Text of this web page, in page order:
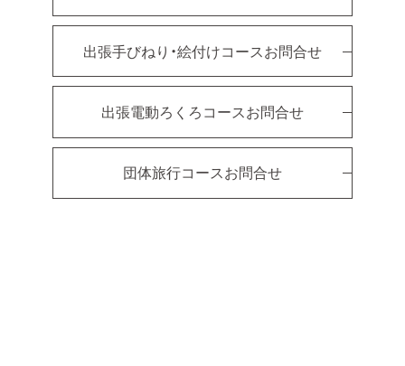
出張手びねり・絵付けコースお問合せ
出張電動ろくろコースお問合せ
団体旅行コースお問合せ